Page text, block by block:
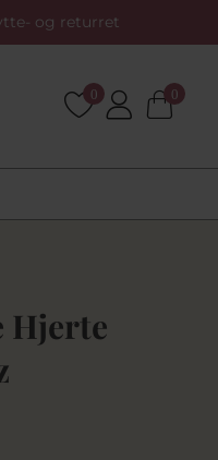
og returret
0 0
Hjerte